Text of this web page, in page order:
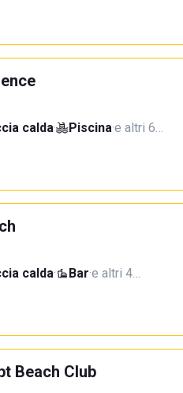
calda· Piscina·e altri 6…
calda· Bar·e altri 4…
Beach Club